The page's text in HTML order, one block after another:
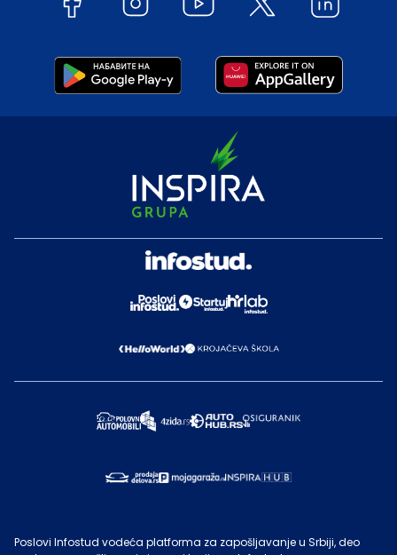
Poslovi Infostud vodeća platforma za zapošljavanje u Srbiji, deo